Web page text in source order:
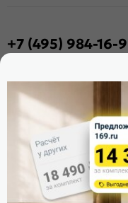
+7 (495) 984-16-
Оцените магазин